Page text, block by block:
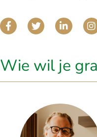
Wie wil je